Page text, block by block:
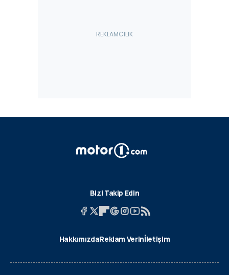
Bizi Takip Edin
HakkımızdaReklam Verinİletişim